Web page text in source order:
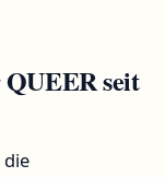
seit
die